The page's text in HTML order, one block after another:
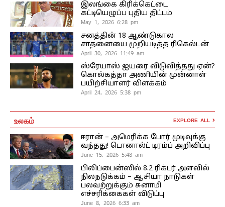
இலங்கை கிரிக்கெட்டை
கட்டியெழுப்ப புதிய திட்டம்
May 1, 2026 6:28 pm
சனத்தின் 18 ஆண்டுகால
சாதனையை முறியடித்த ரிகெல்டன்
April 30, 2026 11:49 am
ஸ்ரேயாஸ் ஐயரை விடுவித்தது ஏன்?
கொல்கத்தா அணியின் முன்னாள்
பயிற்சியாளர் விளக்கம்
April 24, 2026 5:38 pm
உலகம் EXPLORE ALL
ஈரான் – அமெரிக்க போர் முடிவுக்கு
வந்தது! டொனால்ட் டிரம்ப் அறிவிப்பு
June 15, 2026 5:48 am
பிலிப்பைன்ஸில் 8.2 ரிக்டர் அளவில்
நிலநடுக்கம் – ஆசியா நாடுகள்
பலவற்றுக்கும் சுனாமி
எச்சரிக்கைகள் விடுப்பு
June 8, 2026 6:33 am